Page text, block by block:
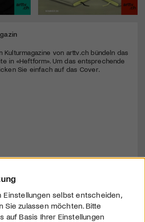
Kulturmagazine von arttv.ch bündeln das
in «Heftform». Um das entsprechende
Sie einfach auf das Cover.
Einstellungen selbst entscheiden,
Sie zulassen möchten. Bitte
auf Basis Ihrer Einstellungen